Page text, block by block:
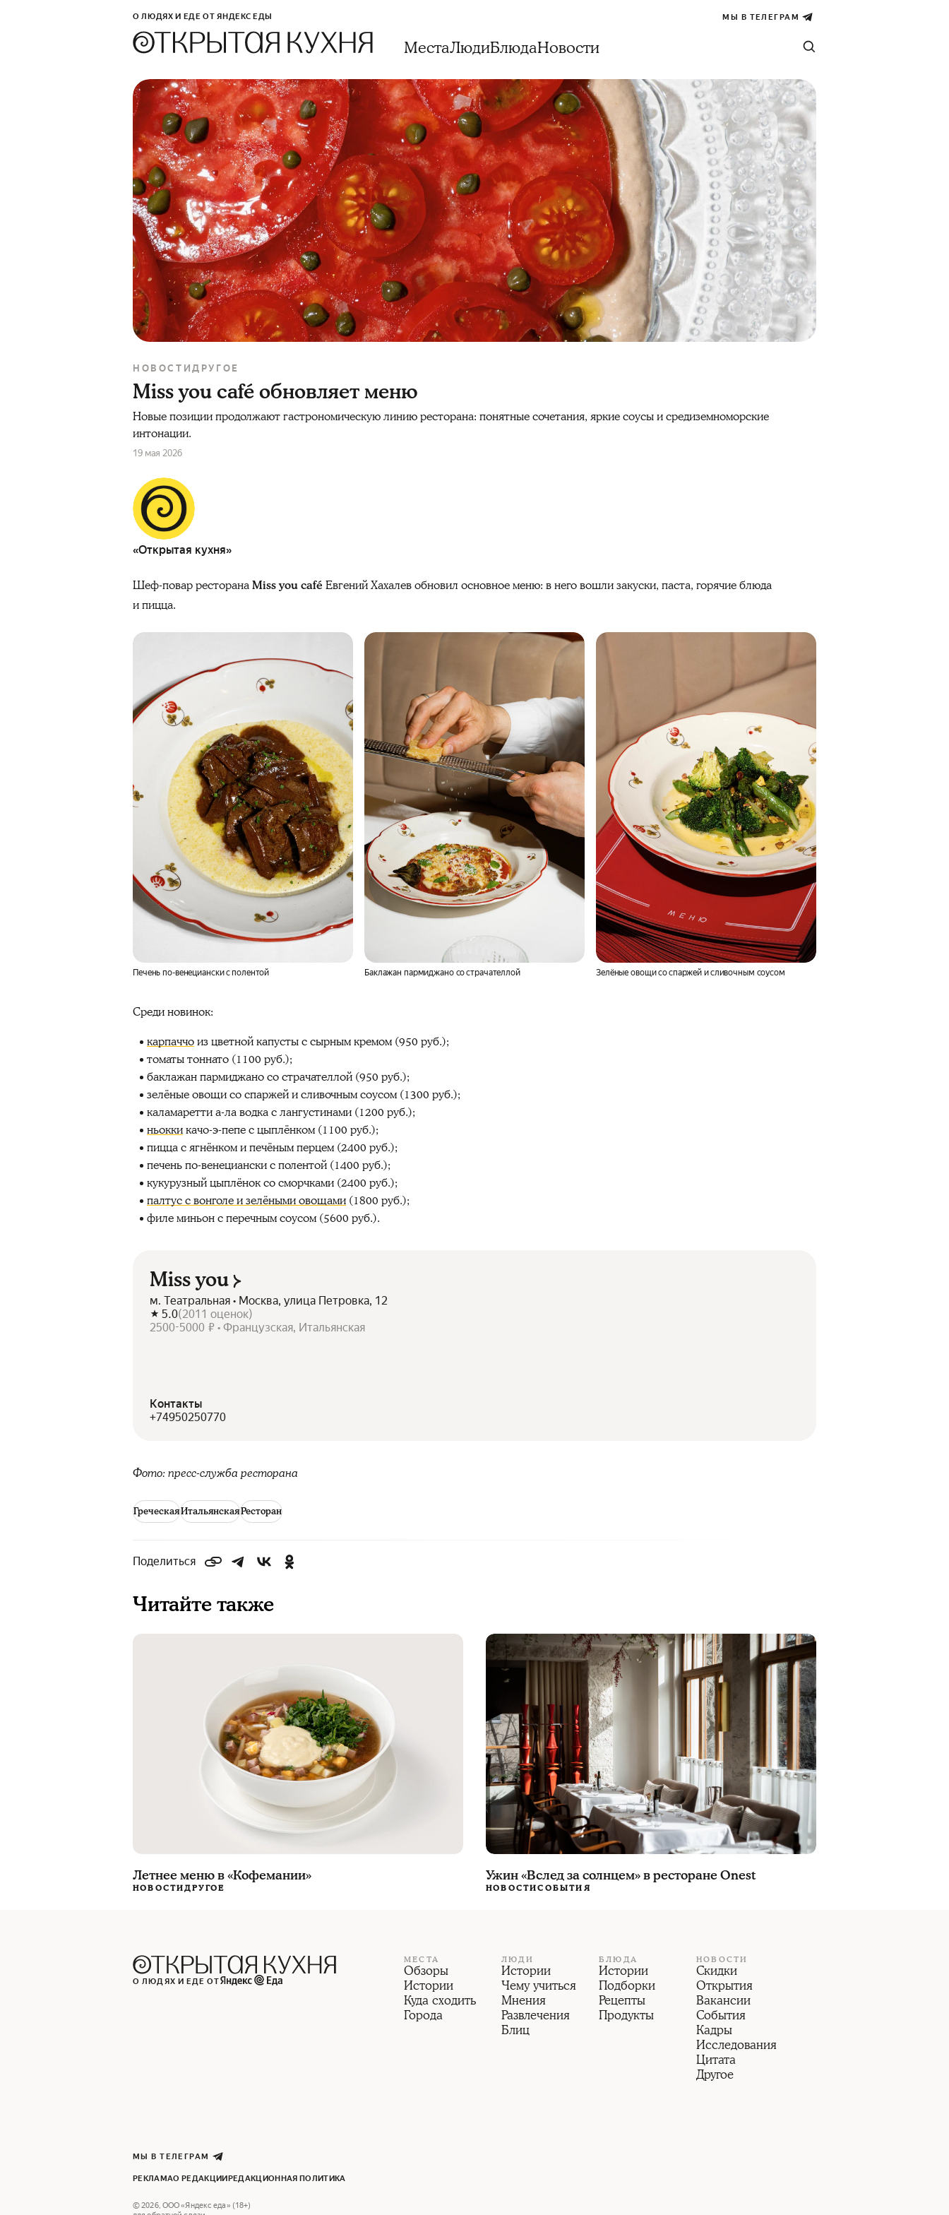
О ЛЮДЯХ И ЕДЕ ОТ ЯНДЕКС ЕДЫ МЫ В ТЕЛЕГРАМ
МестаЛюдиБлюдаНовости
НОВОСТИДРУГОЕ
Miss you café обновляет меню
Новые позиции продолжают гастрономическую линию ресторана: понятные сочетания, яркие соусы и средиземноморские
интонации.
19 мая 2026
«Открытая кухня»
Шеф-повар ресторанаMiss you café Евгений Хахалев обновил основное меню: в него вошли закуски, паста, горячие блюда
и пицца.
Печень по-венециански с полентой Баклажан пармиджано со страчателлой Зелёные овощи со спаржей и сливочным соусом
Среди новинок:
карпаччоиз цветной капусты с сырным кремом (950 руб.);
томаты тоннато (1100 руб.);
баклажан пармиджано со страчателлой (950 руб.);
зелёные овощи со спаржей и сливочным соусом (1300 руб.);
каламаретти а-ла водка с лангустинами (1200 руб.);
ньоккикачо-э-пепе с цыплёнком (1100 руб.);
пицца с ягнёнком и печёным перцем (2400 руб.);
печень по‑венециански с полентой (1400 руб.);
кукурузный цыплёнок со сморчками (2400 руб.);
палтус с вонголе и зелёными овощами (1800 руб.);
филе миньон с перечным соусом (5600 руб.).
Miss you
м. Театральная • Москва, улица Петровка, 12
5.0(2011 оценок)
2500-5000 ₽ • Французская, Итальянская
Контакты
+74950250770
Фото: пресс-служба ресторана
ГреческаяИтальянскаяРесторан
Поделиться
Читайте также
Летнее меню в «Кофемании»
НОВОСТИДРУГОЕ
Ужин «Вслед за солнцем» в ресторане Onest
НОВОСТИСОБЫТИЯ
О ЛЮДЯХ И ЕДЕ ОТ
МЕСТА
Обзоры
Истории
Куда сходить
Города
ЛЮДИ
Истории
Чему учиться
Мнения
Развлечения
Блиц
БЛЮДА
Истории
Подборки
Рецепты
Продукты
НОВОСТИ
Скидки
Открытия
Вакансии
События
Кадры
Исследования
Цитата
Другое
МЫ В ТЕЛЕГРАМ
РЕКЛАМАО РЕДАКЦИИРЕДАКЦИОННАЯ ПОЛИТИКА
©2026, ООО «Яндекс еда» (18+)